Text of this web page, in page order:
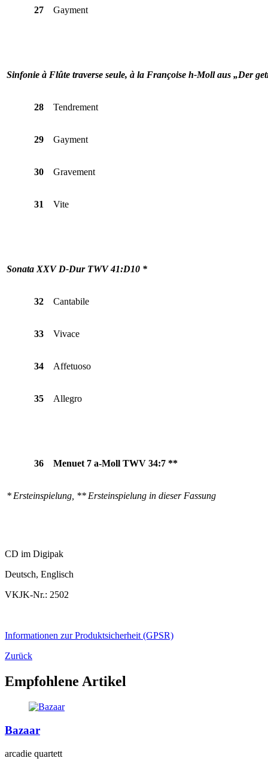
27 Gayment
Sinfonie à Flûte traverse seule, à la Françoise h-Moll aus „Der
28 Tendrement
29 Gayment
30 Gravement
31 Vite
Sonata XXV D-Dur TWV 41:D10 *
32 Cantabile
33 Vivace
34 Affetuoso
35 Allegro
36 Menuet 7 a-Moll TWV 34:7 **
* Ersteinspielung, ** Ersteinspielung in dieser Fassung
CD im Digipak
Deutsch, Englisch
VKJK-Nr.: 2502
Informationen zur Produktsicherheit (GPSR)
Zurück
Empfohlene Artikel
Bazaar
arcadie quartett